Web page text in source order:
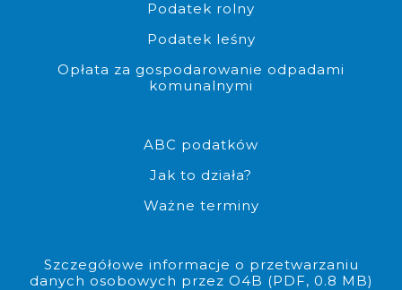
Podatek rolny
Podatek leśny
Opłata za gospodarowanie odpadami
komunalnymi
Możliwość pobrania
ABC podatków
Jak to działa?
Ważne terminy
Szczegółowe informacje o przetwarzaniu
danych osobowych przez O4B (PDF, 0.8 MB)